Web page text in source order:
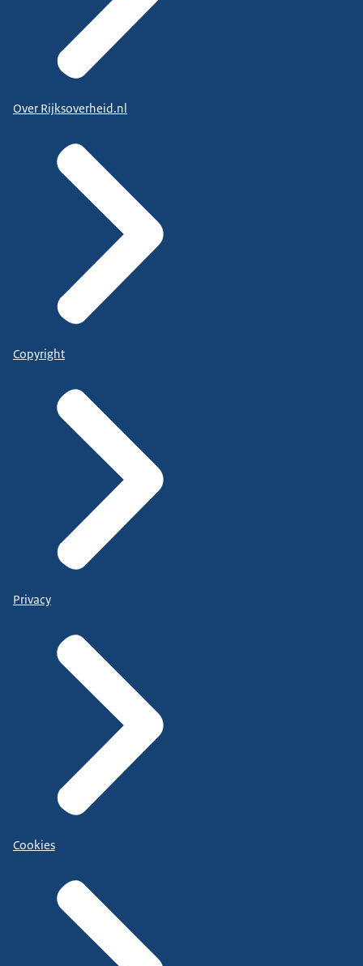
Over Rijksoverheid.nl
Copyright
Privacy
Cookies